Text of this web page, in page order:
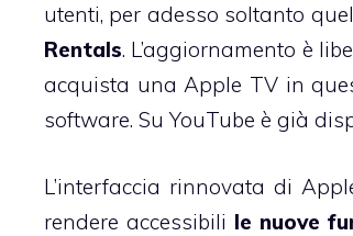
utenti, per adesso soltanto
Rentals. L’aggiornamento è
acquista una Apple TV in
software. Su YouTube è già
L’interfaccia rinnovata di
rendere accessibili le nuove